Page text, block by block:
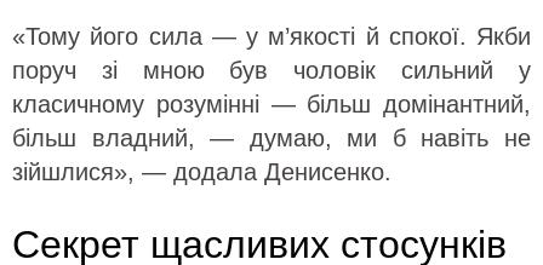
«Тому його сила — у м’якості й спокої. Якби
поруч зі мною був чоловік сильний у
класичному розумінні — більш домінантний,
більш владний, — думаю, ми б навіть не
зійшлися», — додала Денисенко.
Секрет щасливих стосунків